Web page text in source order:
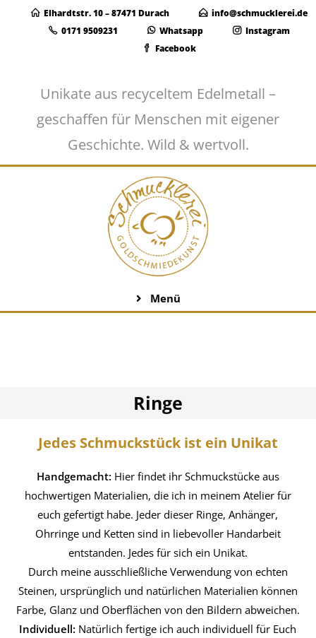
Elhardtstr. 10 – 87471 Durach
info@schmucklerei.de
0171 9509231
Whatsapp
Instagram
Facebook
Unikate aus recyceltem Edelmetall –
geschaffen für Menschen mit eigener
Geschichte. Wild & wertvoll.
Menü
Ringe
Jedes Schmuckstück ist ein Unikat
Handgemacht: Hier findet ihr Schmuckstücke aus
hochwertigen Materialien, die ich in meinem Atelier für
euch gefertigt habe. Jeder dieser Ringe, Anhänger,
Ohrringe und Ketten sind in liebevoller Handarbeit
entstanden. Jedes für sich ein Unikat.
Durch meine ausschließliche Verwendung von echten
Steinen, ursprünglich und natürlichen Materialien können
Farbe, Glanz und Oberflächen von den Bildern abweichen.
Individuell: Natürlich fertige ich auch individuell für Euch